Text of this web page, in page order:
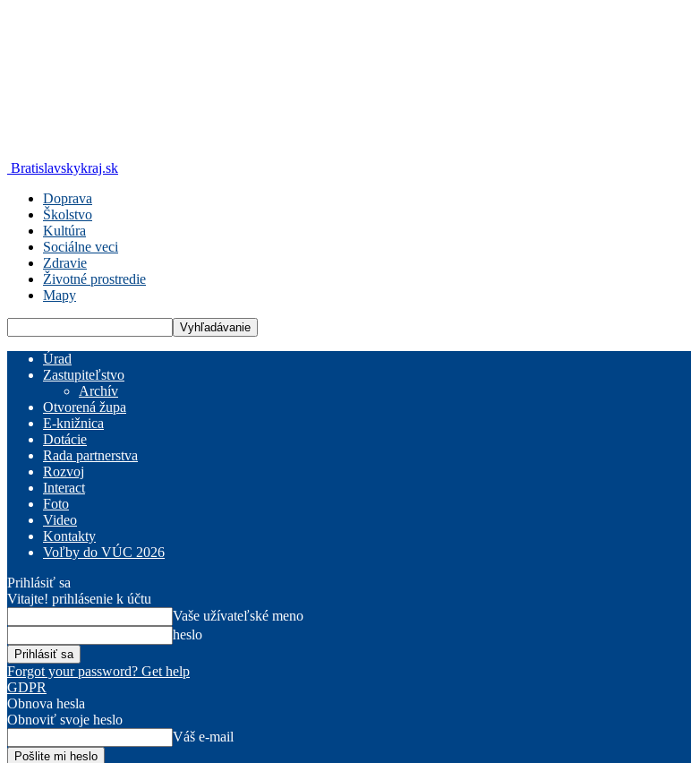
Bratislavskykraj.sk
Doprava
Školstvo
Kultúra
Sociálne veci
Zdravie
Životné prostredie
Mapy
Úrad
Zastupiteľstvo
Archív
Otvorená župa
E-knižnica
Dotácie
Rada partnerstva
Rozvoj
Interact
Foto
Video
Kontakty
Voľby do VÚC 2026
Prihlásiť sa
Vitajte! prihlásenie k účtu
Vaše užívateľské meno
heslo
Forgot your password? Get help
GDPR
Obnova hesla
Obnoviť svoje heslo
Váš e-mail